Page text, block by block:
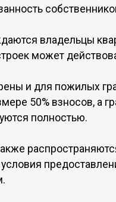
владельцы
может
и для пожилых
50% взносов, а
полностью.